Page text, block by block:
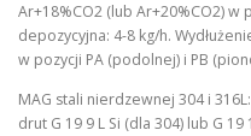
Ar+18%CO2 (lub Ar+20%CO2) w
depozycyjna: 4-8 kg/h.
w pozycji PA (podolnej) i PB
MAG stali nierdzewnej 304 i
drut G 19 9 L Si (dla 304) lub G